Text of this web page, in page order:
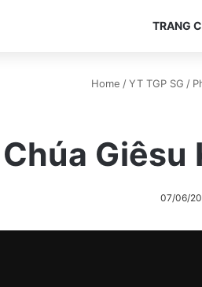
TRANG
Home / YT TGP SG /
Chúa
07/06/